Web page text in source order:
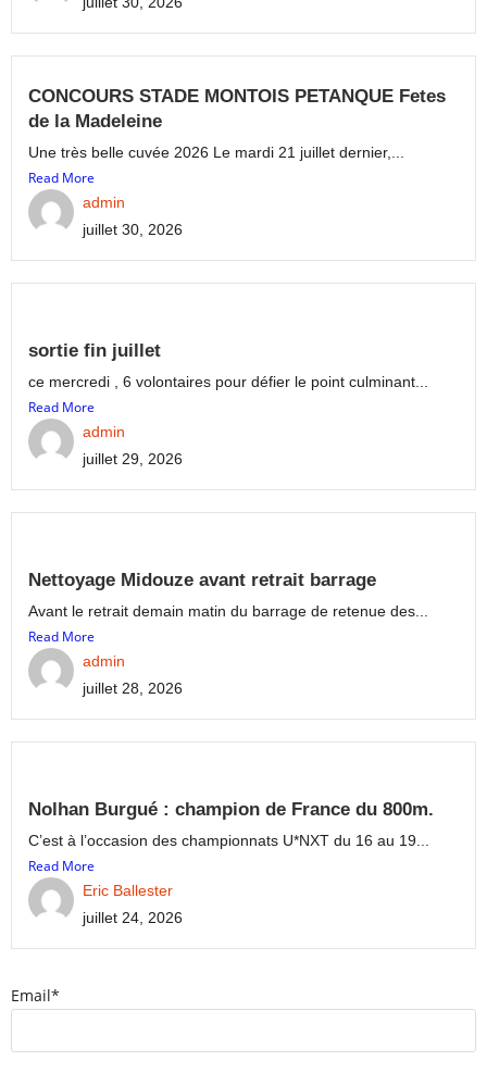
CONCOURS STADE MONTOIS PETANQUE Fetes
de la Madeleine
Une très belle cuvée 2026 Le mardi 21 juillet dernier,...
Read More
admin
juillet 30, 2026
sortie fin juillet
ce mercredi , 6 volontaires pour défier le point culminant...
Read More
admin
juillet 29, 2026
Nettoyage Midouze avant retrait barrage
Avant le retrait demain matin du barrage de retenue des...
Read More
admin
juillet 28, 2026
Nolhan Burgué : champion de France du 800m.
C’est à l’occasion des championnats U*NXT du 16 au 19...
Read More
Eric Ballester
juillet 24, 2026
Email*